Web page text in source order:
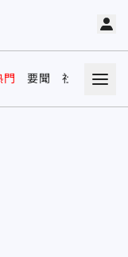
門 要聞 社會 娛樂